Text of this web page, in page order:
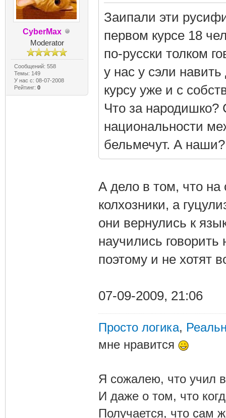
CyberMax
Moderator
Сообщений: 558
Темы: 149
У нас с: 08-07-2008
Рейтинг: 0
Заипали эти
первом курсе 18
по-русски толком
у нас у сэли
курсу уже и с
Что за народишко?
национальности
бельмечут. А
А дело в том, что
колхозники, а
они вернулись к
научились
поэтому и не хотят
07-09-2009, 21:06
Просто логика,
мне нравится
Я сожалею, что учил
И даже о том, что
Получается, что сам